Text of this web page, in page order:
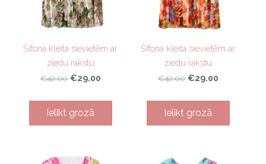
Šifona kleita sievietēm ar
ziedu rakstu
€42.00 €29.00
Ielikt grozā
Šifona kleita sievietēm ar
ziedu rakstu
€42.00 €29.00
Ielikt grozā